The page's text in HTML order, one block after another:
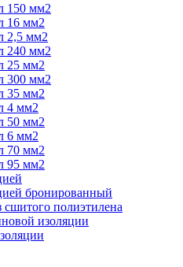
150 мм2
16 мм2
2,5 мм2
240 мм2
25 мм2
300 мм2
35 мм2
4 мм2
50 мм2
6 мм2
70 мм2
95 мм2
бронированный
сшитого полиэтилена
изоляции